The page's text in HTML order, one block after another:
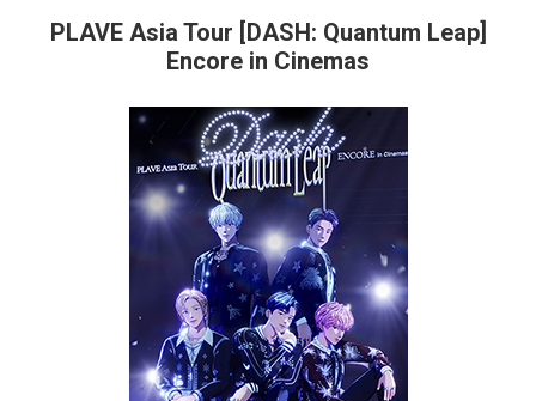
PLAVE Asia Tour [DASH: Quantum Leap]
Encore in Cinemas